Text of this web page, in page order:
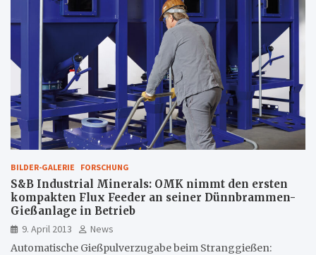
BILDER-GALERIE FORSCHUNG
S&B Industrial Minerals: OMK nimmt den ersten
kompakten Flux Feeder an seiner Dünnbrammen-
Gießanlage in Betrieb
9. April 2013
News
Automatische Gießpulverzugabe beim Stranggießen: